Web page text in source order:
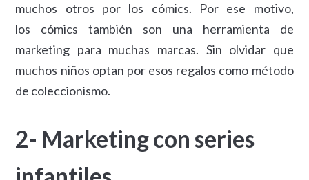
muchos otros por los cómics. Por ese motivo,
los cómics también son una herramienta de
marketing para muchas marcas. Sin olvidar que
muchos niños optan por esos regalos como método
de coleccionismo.
2- Marketing con series